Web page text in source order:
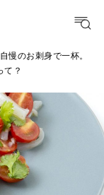
慢のお刺身で一杯。
て？